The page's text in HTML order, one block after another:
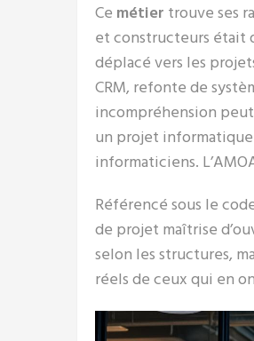
Ce métier trouve ses
et constructeurs était
déplacé vers les
CRM, refonte de
incompréhension
un projet informatique
informaticiens.
Référencé sous le
de projet maîtrise
selon les structures,
réels de ceux qui en